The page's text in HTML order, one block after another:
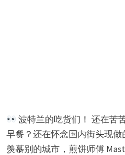
波特兰的吃货们！ 还在苦
早餐？还在怀念国内街头现
羡慕别的城市，煎饼师傅